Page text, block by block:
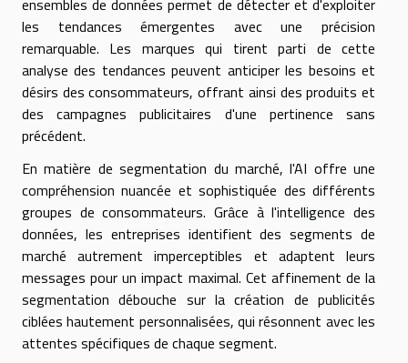
les tendances émergentes avec une précision
remarquable. Les marques qui tirent parti de cette
analyse des tendances peuvent anticiper les besoins et
désirs des consommateurs, offrant ainsi des produits et
des campagnes publicitaires d'une pertinence sans
précédent.
En matière de segmentation du marché, l'AI offre une
compréhension nuancée et sophistiquée des différents
groupes de consommateurs. Grâce à l'intelligence des
données, les entreprises identifient des segments de
marché autrement imperceptibles et adaptent leurs
messages pour un impact maximal. Cet affinement de la
segmentation débouche sur la création de publicités
ciblées hautement personnalisées, qui résonnent avec les
attentes spécifiques de chaque segment.